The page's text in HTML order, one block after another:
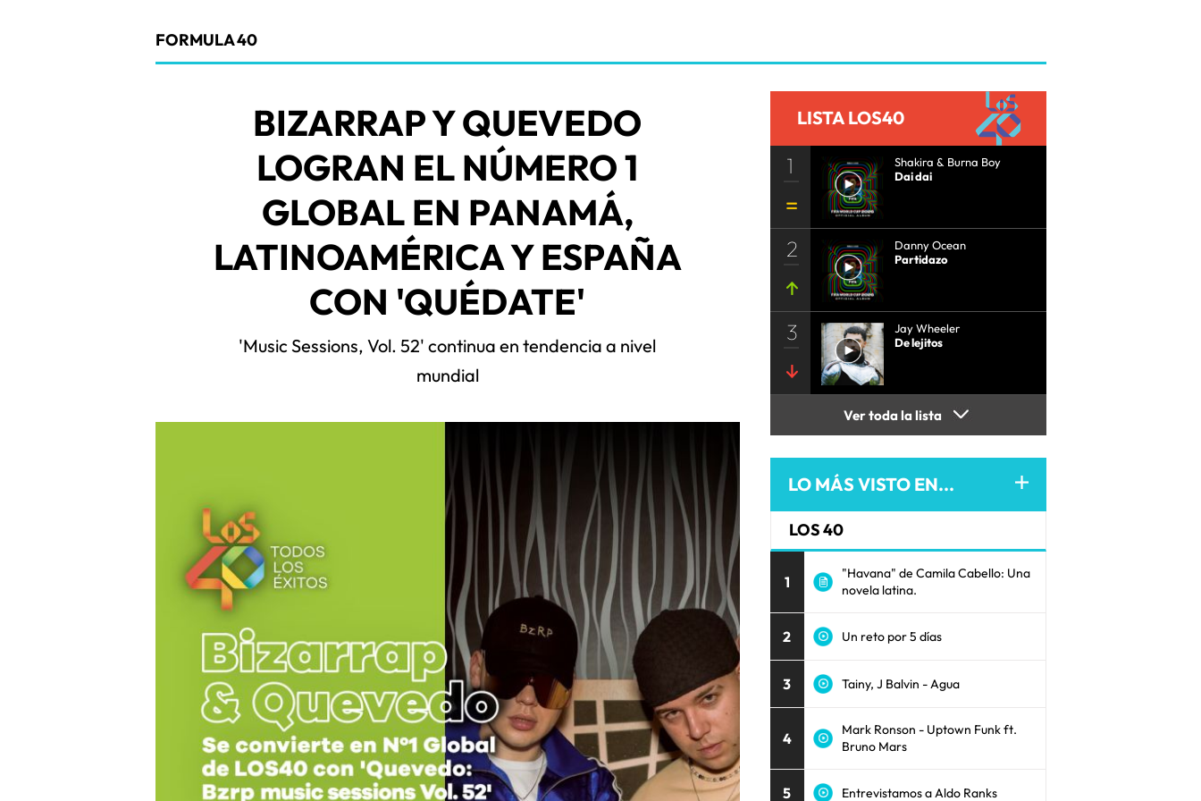
FORMULA 40
BIZARRAP Y QUEVEDO
LOGRAN EL NÚMERO 1
GLOBAL EN PANAMÁ,
LATINOAMÉRICA Y ESPAÑA
CON 'QUÉDATE'
'Music Sessions, Vol. 52' continua en tendencia a nivel
mundial
LISTA LOS40
1
Shakira & Burna Boy
Dai dai
2
Danny Ocean
Partidazo
3
Jay Wheeler
De lejitos
Ver toda la lista
LO MÁS VISTO EN...
LOS 40
1
"Havana" de Camila Cabello: Una
novela latina.
2 Un reto por 5 días
3 Tainy, J Balvin - Agua
4
Mark Ronson - Uptown Funk ft.
Bruno Mars
5 Entrevistamos a Aldo Ranks